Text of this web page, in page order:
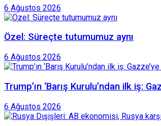
6 Ağustos 2026
Özel: Süreçte tutumumuz aynı
6 Ağustos 2026
Trump’ın ‘Barış Kurulu’ndan ilk iş:
6 Ağustos 2026